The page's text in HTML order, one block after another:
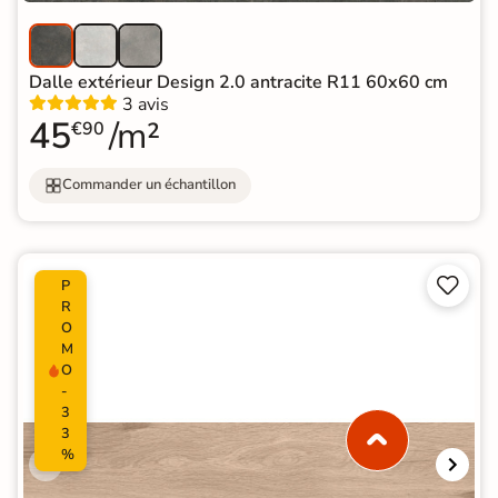
Dalle extérieur Design 2.0 antracite R11 60x60 cm
3 avis
45€90 /m²
Commander un échantillon
P
R
O
M
O
-
3
3
%

